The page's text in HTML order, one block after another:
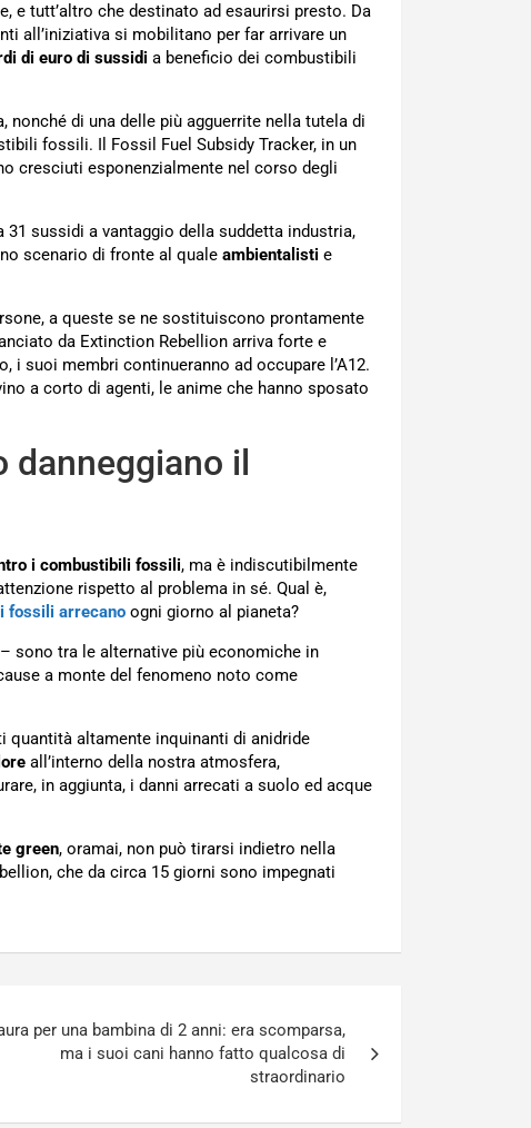
e tutt’altro che destinato ad esaurirsi presto. Da
all’iniziativa si mobilitano per far arrivare un
di euro di sussidi a beneficio dei combustibili
nonché di una delle più agguerrite nella tutela di
fossili. Il Fossil Fuel Subsidy Tracker, in un
cresciuti esponenzialmente nel corso degli
sussidi a vantaggio della suddetta industria,
scenario di fronte al quale ambientalisti e
a queste se ne sostituiscono prontamente
da Extinction Rebellion arriva forte e
suoi membri continueranno ad occupare l’A12.
a corto di agenti, le anime che hanno sposato
danneggiano il
i combustibili fossili, ma è indiscutibilmente
rispetto al problema in sé. Qual è,
fossili arrecano ogni giorno al pianeta?
sono tra le alternative più economiche in
a monte del fenomeno noto come
quantità altamente inquinanti di anidride
all’interno della nostra atmosfera,
in aggiunta, i danni arrecati a suolo ed acque
green, oramai, non può tirarsi indietro nella
che da circa 15 giorni sono impegnati
per una bambina di 2 anni: era scomparsa,
ma i suoi cani hanno fatto qualcosa di
straordinario